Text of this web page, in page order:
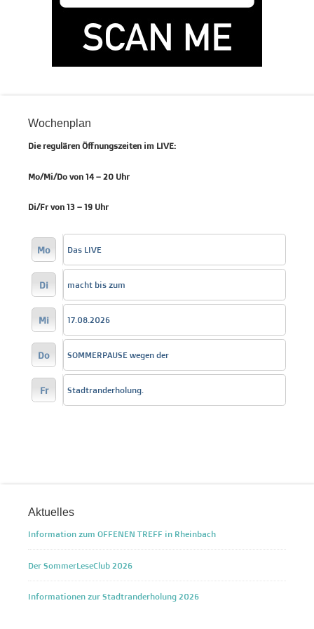
Wochenplan
Die regulären Öffnungszeiten im LIVE:
Mo/Mi/Do von 14 – 20 Uhr
Di/Fr von 13 – 19 Uhr
Mo Das LIVE
Di macht bis zum
Mi 17.08.2026
Do SOMMERPAUSE wegen der
Fr Stadtranderholung.
Aktuelles
Information zum OFFENEN TREFF in Rheinbach
Der SommerLeseClub 2026
Informationen zur Stadtranderholung 2026